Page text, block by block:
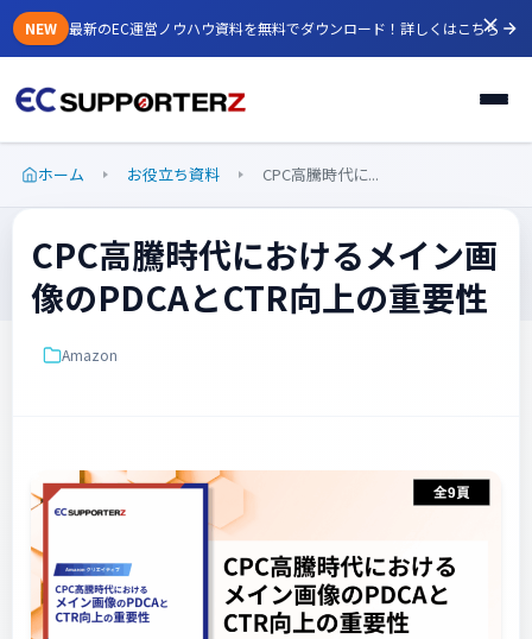
NEW 最新のEC運営ノウハウ資料を無料でダウンロード！ 詳しくはこちら
ホーム お役立ち資料 CPC高騰時代に...
CPC高騰時代におけるメイン画
像のPDCAとCTR向上の重要性
Amazon